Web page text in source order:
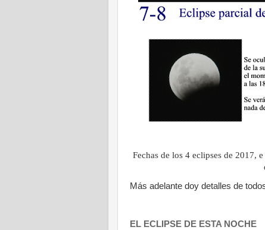
Fechas de los 4 eclipses de 2017,
Más adelante doy detalles de
EL ECLIPSE DE ESTA NOCHE